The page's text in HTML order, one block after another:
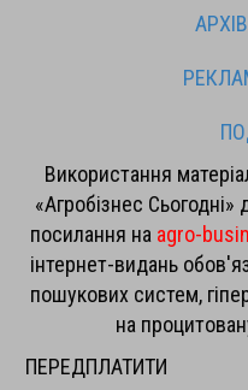
Використання
«Агробізнес
посилання на agro-
інтернет-видань
пошукових систем,
на
ПЕРЕДПЛАТИТИ